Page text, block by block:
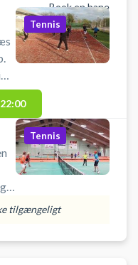
Book en bane
Tennis
22:00
&
Tennis
tilgængeligt